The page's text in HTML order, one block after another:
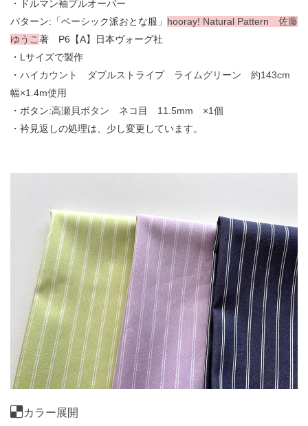
・ドルマン袖プルオーバー
パターン:「ベーシック派おとな服」 hooray! Natural Pattern 佐藤
ゆうこ 著 P6【A】日本ヴォーグ社
・Lサイズで製作
・ ハイカウント ダブルストライプ ライムグリーン 約143cm
幅×1.4m使用
・ボタン:高瀬貝ボタン ネコ目 11.5mm ×1個
・衿見返しの処理は、少し変更しています。
カラー展開